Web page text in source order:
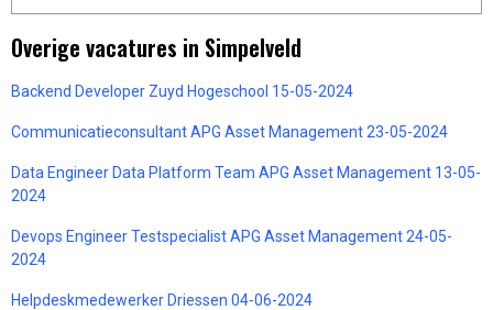
Overige vacatures in Simpelveld
Backend Developer Zuyd Hogeschool 15-05-2024
Communicatieconsultant APG Asset Management 23-05-2024
Data Engineer Data Platform Team APG Asset Management 13-05-
2024
Devops Engineer Testspecialist APG Asset Management 24-05-
2024
Helpdeskmedewerker Driessen 04-06-2024